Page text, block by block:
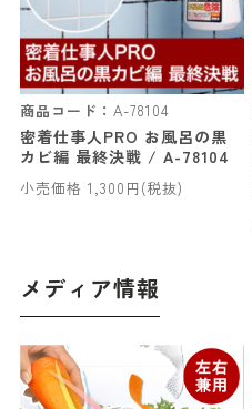
商品コード： A-78104
密着仕事人PRO お風呂の黒
カビ編 最終決戦 / A-78104
小売価格 1,300円(税抜)
メディア情報